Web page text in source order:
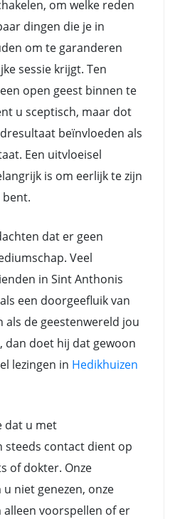
om welke reden
dingen die je in
om te garanderen
sessie krijgt. Ten
open geest binnen te
u sceptisch, maar dot
beïnvloeden als
Een uitvloeisel
is om eerlijk te zijn
dat er geen
Veel
in Sint Anthonis
een doorgeefluik van
als de geestenwereld jou
dan doet hij dat gewoon
lezingen in Hedikhuizen
dat u met
steeds contact dient op
of dokter. Onze
niet genezen, onze
voorspellen of er